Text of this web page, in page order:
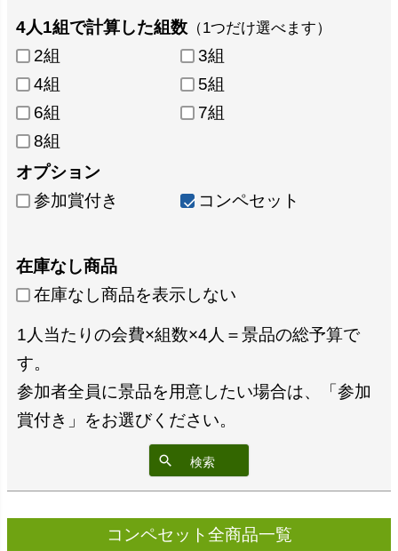
4人1組で計算した組数 （1つだけ選べます）
2組
3組
4組
5組
6組
7組
8組
オプション
参加賞付き
コンペセット
在庫なし商品
在庫なし商品を表示しない
1人当たりの会費×組数×4人＝景品の総予算で
す。
参加者全員に景品を用意したい場合は、「参加
賞付き」をお選びください。
検索
コンペセット全商品一覧